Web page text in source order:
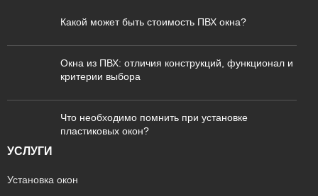
Какой может быть стоимость ПВХ окна?
Окна из ПВХ: отличия конструкций, функционал и
критерии выбора
Что необходимо помнить при установке
пластиковых окон?
УСЛУГИ
Установка окон